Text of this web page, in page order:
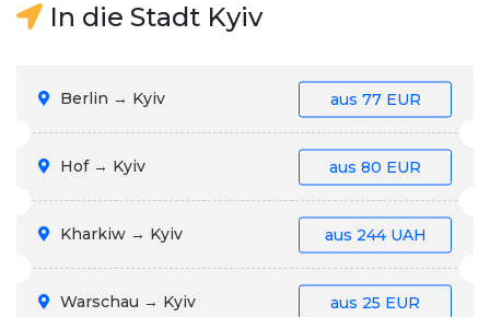
In die Stadt Kyiv
Berlin → Kyiv aus 77 EUR
Hof → Kyiv aus 80 EUR
Kharkiw → Kyiv aus 244 UAH
Warschau → Kyiv aus 25 EUR